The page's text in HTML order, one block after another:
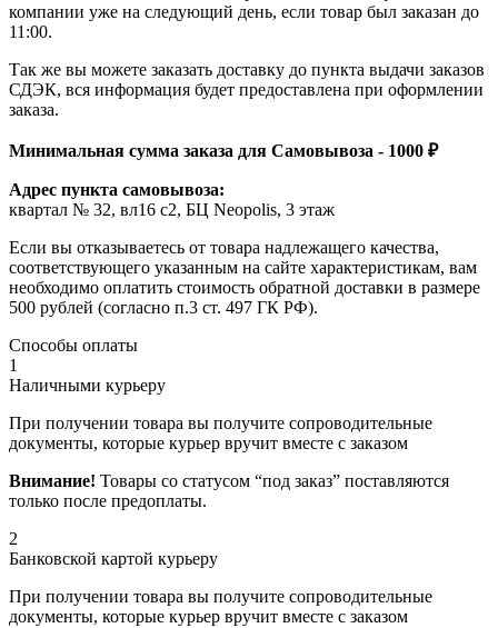
компании уже на следующий день, если товар был заказан до
11:00.
Так же вы можете заказать доставку до пункта выдачи заказов
СДЭК, вся информация будет предоставлена при оформлении
заказа.
Минимальная сумма заказа для Самовывоза - 1000 ₽
Адрес пункта самовывоза:
квартал № 32, вл16 с2, БЦ Neopolis, 3 этаж
Если вы отказываетесь от товара надлежащего качества,
соответствующего указанным на сайте характеристикам, вам
необходимо оплатить стоимость обратной доставки в размере
500 рублей (согласно п.3 ст. 497 ГК РФ).
Способы оплаты
1
Наличными курьеру
При получении товара вы получите сопроводительные
документы, которые курьер вручит вместе с заказом
Внимание! Товары со статусом “под заказ” поставляются
только после предоплаты.
2
Банковской картой курьеру
При получении товара вы получите сопроводительные
документы, которые курьер вручит вместе с заказом